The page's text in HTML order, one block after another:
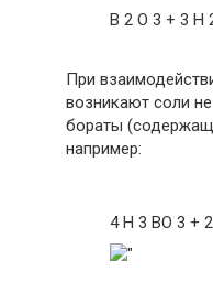
B 2 O 3 + 3
При
возникают соли
бораты
например:
4 H 3 BO 3 +